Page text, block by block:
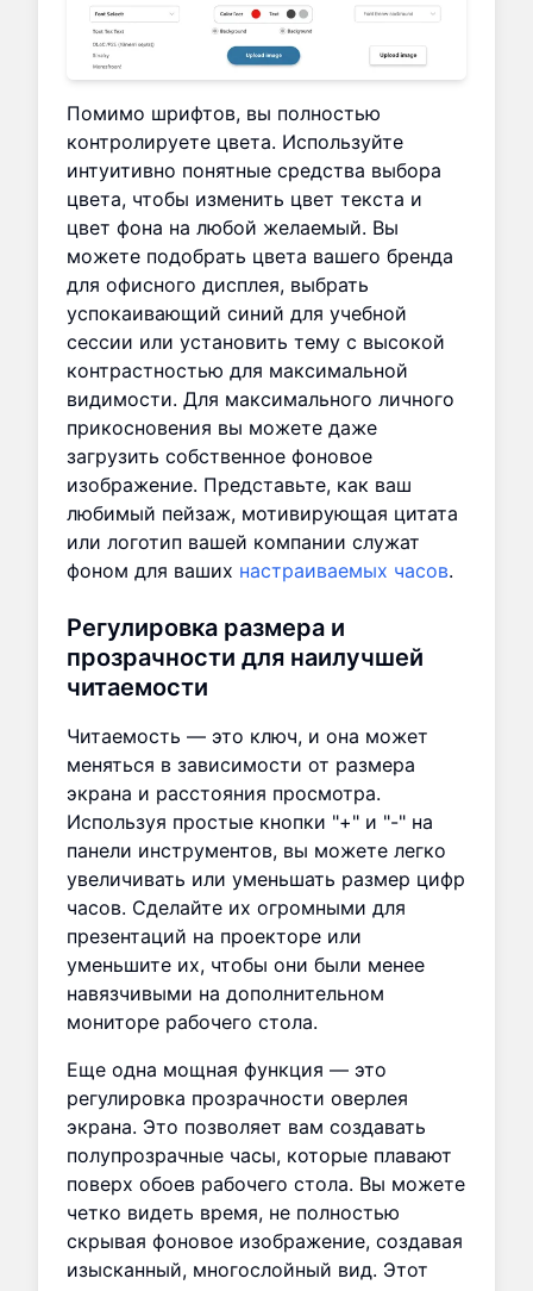
Помимо шрифтов, вы полностью
контролируете цвета. Используйте
интуитивно понятные средства выбора
цвета, чтобы изменить цвет текста и
цвет фона на любой желаемый. Вы
можете подобрать цвета вашего бренда
для офисного дисплея, выбрать
успокаивающий синий для учебной
сессии или установить тему с высокой
контрастностью для максимальной
видимости. Для максимального личного
прикосновения вы можете даже
загрузить собственное фоновое
изображение. Представьте, как ваш
любимый пейзаж, мотивирующая цитата
или логотип вашей компании служат
фоном для ваших настраиваемых часов.
Регулировка размера и
прозрачности для наилучшей
читаемости
Читаемость — это ключ, и она может
меняться в зависимости от размера
экрана и расстояния просмотра.
Используя простые кнопки "+" и "-" на
панели инструментов, вы можете легко
увеличивать или уменьшать размер цифр
часов. Сделайте их огромными для
презентаций на проекторе или
уменьшите их, чтобы они были менее
навязчивыми на дополнительном
мониторе рабочего стола.
Еще одна мощная функция — это
регулировка прозрачности оверлея
экрана. Это позволяет вам создавать
полупрозрачные часы, которые плавают
поверх обоев рабочего стола. Вы можете
четко видеть время, не полностью
скрывая фоновое изображение, создавая
изысканный, многослойный вид. Этот